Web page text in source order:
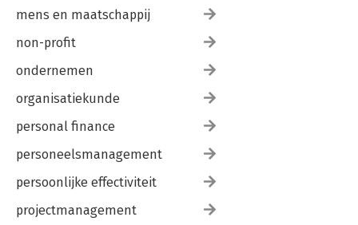
mens en maatschappij
non-profit
ondernemen
organisatiekunde
personal finance
personeelsmanagement
persoonlijke effectiviteit
projectmanagement